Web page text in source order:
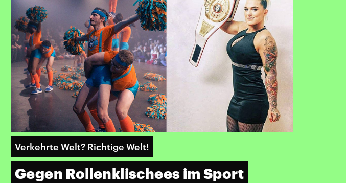
Verkehrte Welt? Richtige Welt!
Gegen Rollenklischees im Sport